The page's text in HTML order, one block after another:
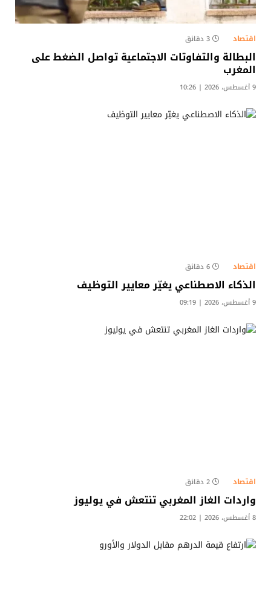
اقتصاد 3 دقائق
البطالة والتفاوتات الاجتماعية تواصل الضغط على
المغرب
9 أغسطس، 2026 | 10:26
اقتصاد 6 دقائق
الذكاء الاصطناعي يغيّر معايير التوظيف
9 أغسطس، 2026 | 09:19
اقتصاد 2 دقائق
واردات الغاز المغربي تنتعش في يوليوز
8 أغسطس، 2026 | 22:02